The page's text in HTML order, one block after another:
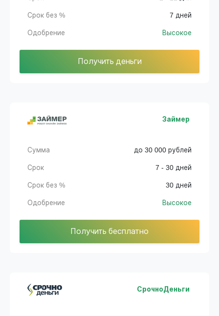
Срок без % 7 дней
Одобрение Высокое
Получить деньги
Займер
Сумма до 30 000 рублей
Срок 7 - 30 дней
Срок без % 30 дней
Одобрение Высокое
Получить бесплатно
СрочноДеньги